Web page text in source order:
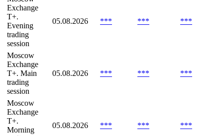
Exchange
T+.
Evening
trading
session
05.08.2026 *** *** ***
Moscow
Exchange
T+. Main
trading
session
05.08.2026 *** *** ***
Moscow
Exchange
T+.
Morning
05.08.2026 *** *** ***